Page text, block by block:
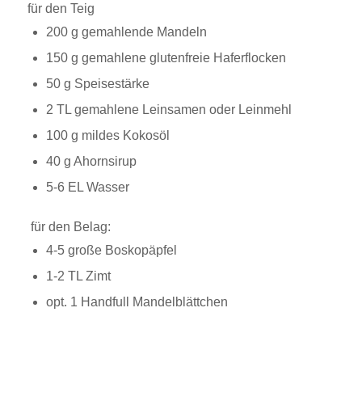
für den Teig
200 g gemahlende Mandeln
150 g gemahlene glutenfreie Haferflocken
50 g Speisestärke
2 TL gemahlene Leinsamen oder Leinmehl
100 g mildes Kokosöl
40 g Ahornsirup
5-6 EL Wasser
für den Belag:
4-5 große Boskopäpfel
1-2 TL Zimt
opt. 1 Handfull Mandelblättchen